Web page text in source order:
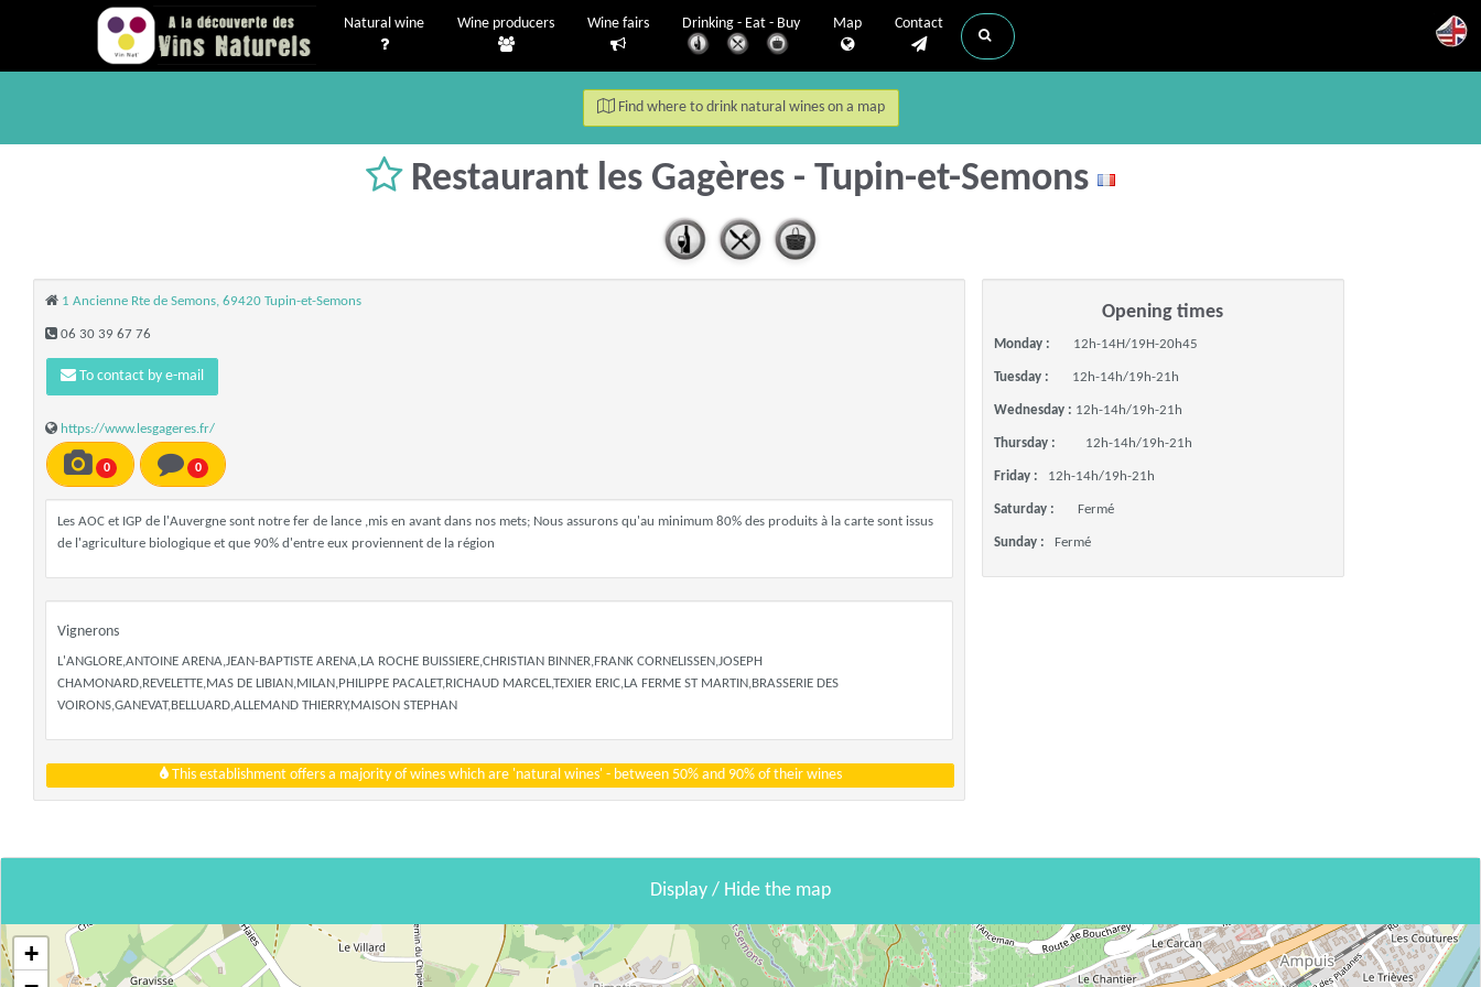
Natural wine Wine producers Wine fairs Drinking - Eat - Buy Map Contact
Find where to drink natural wines on a map
Restaurant les Gagères - Tupin-et-Semons
1 Ancienne Rte de Semons, 69420 Tupin-et-Semons
06 30 39 67 76
To contact by e-mail
https://www.lesgageres.fr/
0 0
Les AOC et IGP de l'Auvergne sont notre fer de lance ,mis en avant dans nos mets; Nous assurons qu'au minimum 80% des produits à la carte sont issus
de l'agriculture biologique et que 90% d'entre eux proviennent de la région
Vignerons
L'ANGLORE,ANTOINE ARENA,JEAN-BAPTISTE ARENA,LA ROCHE BUISSIERE,CHRISTIAN BINNER,FRANK CORNELISSEN,JOSEPH
CHAMONARD,REVELETTE,MAS DE LIBIAN,MILAN,PHILIPPE PACALET,RICHAUD MARCEL,TEXIER ERIC,LA FERME ST MARTIN,BRASSERIE DES
VOIRONS,GANEVAT,BELLUARD,ALLEMAND THIERRY,MAISON STEPHAN
This establishment offers a majority of wines which are 'natural wines' - between 50% and 90% of their wines
Opening times
Monday : 12h-14H/19H-20h45
Tuesday : 12h-14h/19h-21h
Wednesday : 12h-14h/19h-21h
Thursday : 12h-14h/19h-21h
Friday : 12h-14h/19h-21h
Saturday : Fermé
Sunday : Fermé
Display / Hide the map
+